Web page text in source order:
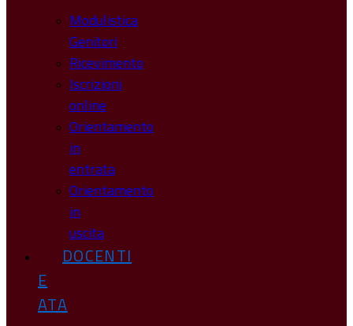
Modulistica
Genitori
Ricevimento
Iscrizioni
online
Orientamento
in
entrata
Orientamento
in
uscita
DOCENTI
E
ATA